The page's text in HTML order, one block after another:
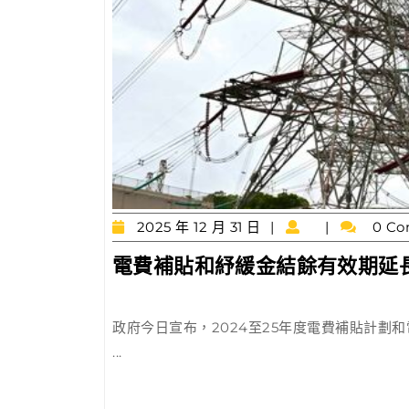
2025 年 12 月 31 日
2025
年
12
日
0
電費補貼和紓緩金結餘有效期延
政府今日宣布，2024至25年度電費補貼計劃
...